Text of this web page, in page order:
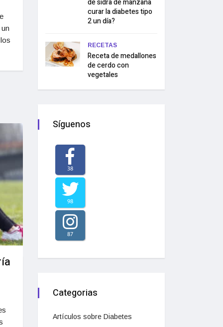
de sidra de manzana
curar la diabetes tipo
2 un día?
RECETAS
Receta de medallones
de cerdo con
vegetales
Síguenos
38
98
87
Categorias
Artículos sobre Diabetes